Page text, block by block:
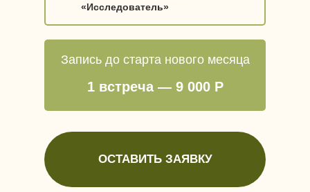
ОСТАВИТЬ ЗАЯВКУ
«Исследователь»
Запись до старта нового месяца
1 встреча — 9 000 Р